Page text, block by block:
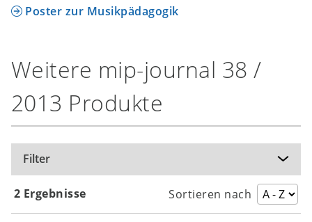
Poster zur Musikpädagogik
Weitere mip-journal 38 /
2013 Produkte
Filter
2 Ergebnisse Sortieren nach